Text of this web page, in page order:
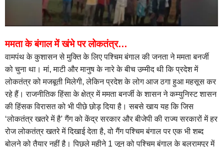
ममता के बंगाल में खंभे पर लोकतंत्र…
वामपंथ के कुशासन से मुक्ति के लिए पश्चिम बंगाल की जनता ने ममता बनर्जी
को चुना था। मां, माटी और मानुष के नारे के बीच उम्मीद थी कि प्रदेश में
लोकतंत्र को मजबूती मिलेगी, लेकिन प्रदेश के लोग आज ठगा हुआ महसूस कर
रहे हैं। राजनीतिक हिंसा के क्षेत्र में ममता बनर्जी के शासन ने कम्युनिस्ट शासन
की हिंसक विरासत को भी पीछे छोड़ दिया है। सबसे खाय यह कि जिस
‘लोकतंत्र खतरे में है’ गैंग को केंद्र सरकार और बीजेपी की राज्य सरकारों में हर
रोज लोकतंत्र खतरे में दिखाई देता है, वो गैंग पश्चिम बंगाल पर एक भी शब्द
बोलने को तैयार नहीं है। पिछले महीने 1 जून को पश्चिम बंगाल के बलरामपुर में